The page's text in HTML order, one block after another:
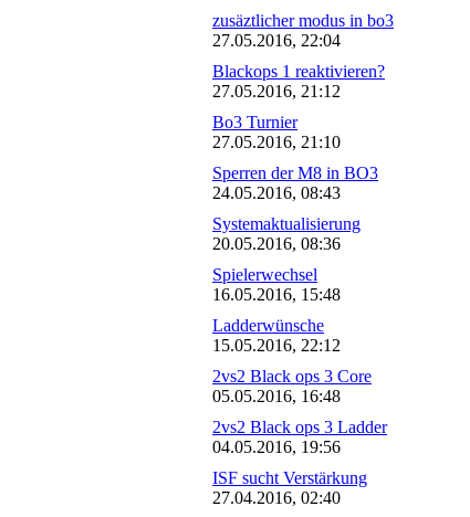
zusäztlicher modus in bo3
27.05.2016, 22:04
Blackops 1 reaktivieren?
27.05.2016, 21:12
Bo3 Turnier
27.05.2016, 21:10
Sperren der M8 in BO3
24.05.2016, 08:43
Systemaktualisierung
20.05.2016, 08:36
Spielerwechsel
16.05.2016, 15:48
Ladderwünsche
15.05.2016, 22:12
2vs2 Black ops 3 Core
05.05.2016, 16:48
2vs2 Black ops 3 Ladder
04.05.2016, 19:56
ISF sucht Verstärkung
27.04.2016, 02:40